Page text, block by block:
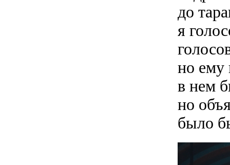
до
я
но ему
в нем
но
было